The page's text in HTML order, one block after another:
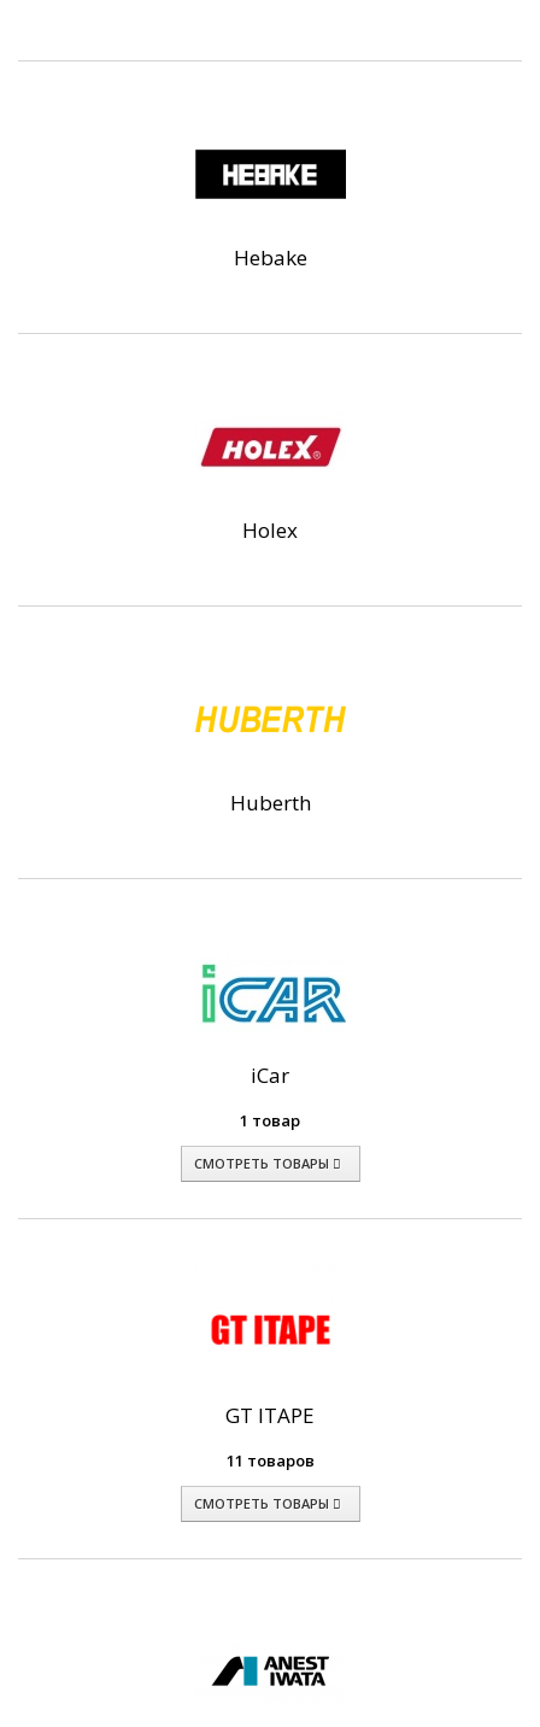
Hebake
Holex
Huberth
iCar
1 товар
СМОТРЕТЬ ТОВАРЫ
GT ITAPE
11 товаров
СМОТРЕТЬ ТОВАРЫ